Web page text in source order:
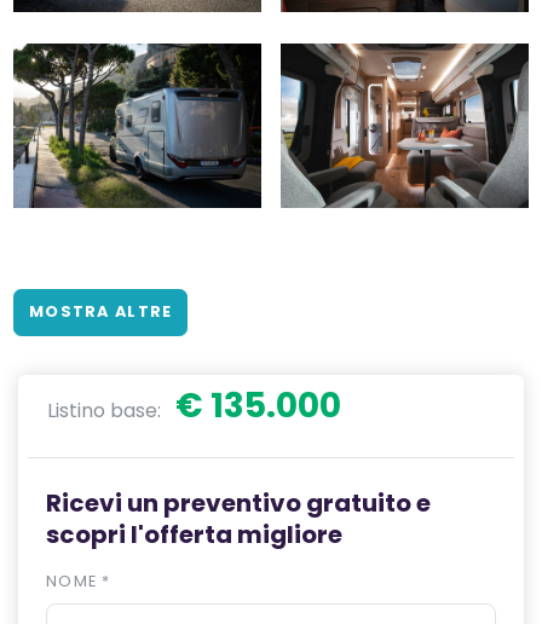
MOSTRA ALTRE
Listino base: € 135.000
Ricevi un preventivo gratuito e
scopri l'offerta migliore
NOME *